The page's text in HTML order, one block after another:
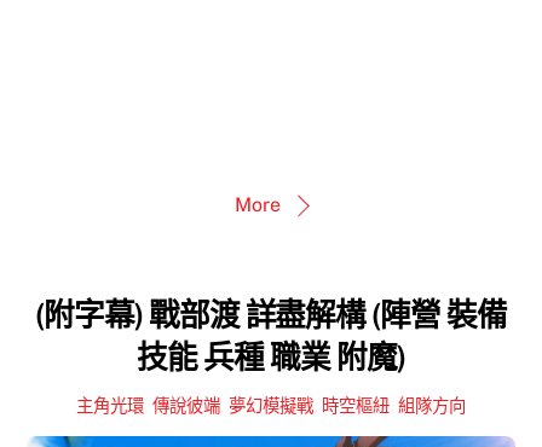
More
(附字幕) 戰部渡 詳盡解構 (陣營 裝備
技能 兵種 職業 附魔)
主角光環 傳說彼端 夢幻模擬戰 時空樞紐 組隊方向